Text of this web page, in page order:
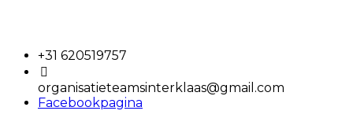
+31 620519757
organisatieteamsinterklaas@gmail.com
Facebookpagina